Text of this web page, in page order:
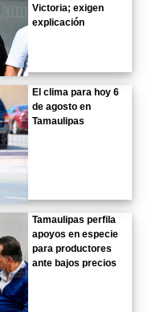
Victoria; exigen
explicación
El clima para hoy 6
de agosto en
Tamaulipas
Tamaulipas perfila
apoyos en especie
para productores
ante bajos precios